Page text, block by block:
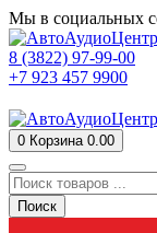
Мы в социальных
8 (3822) 97-99-00
+7 923 457 9900
0 Корзина 0.00
Поиск